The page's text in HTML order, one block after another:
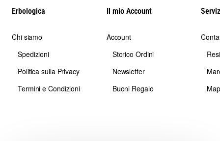
Erbologica
Chi siamo
Spedizioni
Politica sulla Privacy
Termini e Condizioni
Il mio Account
Account
Storico Ordini
Newsletter
Buoni Regalo